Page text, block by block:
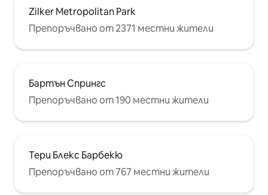
Zilker Metropolitan Park
Препоръчвано от 2371 местни жители
Бартън Спрингс
Препоръчвано от 190 местни жители
Тери Блекс Барбекю
Препоръчвано от 767 местни жители